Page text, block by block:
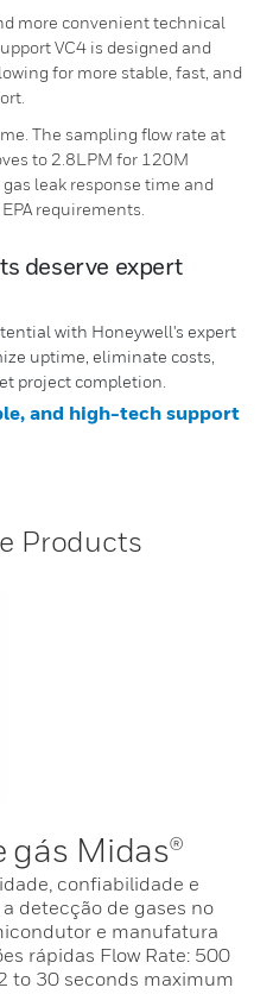
more convenient technical
VC4 is designed and
for more stable, fast, and
The sampling flow rate at
to 2.8LPM for 120M
leak response time and
requirements.
deserve expert
with Honeywell's expert
uptime, eliminate costs,
project completion.
and high-tech support
Products
gás Midas®
confiabilidade e
detecção de gases no
e manufatura
rápidas Flow Rate: 500
to 30 seconds maximum